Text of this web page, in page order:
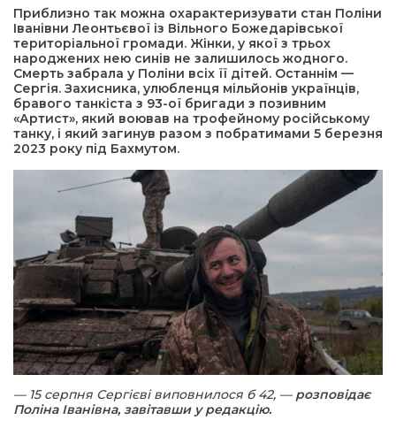
редактора
Відповідаємо
Приблизно так можна охарактеризувати стан Поліни
Іванівни Леонтьєвої із Вільного Божедарівської
територіальної громади. Жінки, у якої з трьох
народжених нею синів не залишилось жодного.
Смерть забрала у Поліни всіх її дітей. Останнім —
Сергія. Захисника, улюбленця мільйонів українців,
бравого танкіста з 93-ої бригади з позивним
«Артист», який воював на трофейному російському
танку, і який загинув разом з побратимами 5 березня
2023 року під Бахмутом.
— 15 серпня Сергієві виповнилося б 42, —розповідає
Поліна Іванівна, завітавши у редакцію.